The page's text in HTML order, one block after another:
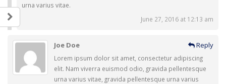
urna varius vitae.
June 27, 2016 at 12:13 am
Joe Doe Reply
Lorem ipsum dolor sit amet, consectetur adipiscing
elit. Nam viverra euismod odio, gravida pellentesque
urna varius vitae, gravida pellentesque urna varius